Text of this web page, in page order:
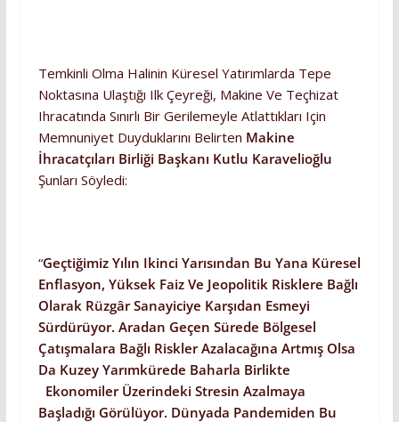
Temkinli Olma Halinin Küresel Yatırımlarda Tepe
Noktasına Ulaştığı Ilk Çeyreği, Makine Ve Teçhizat
Ihracatında Sınırlı Bir Gerilemeyle Atlattıkları Için
Memnuniyet Duyduklarını Belirten Makine
İhracatçıları Birliği Başkanı Kutlu Karavelioğlu
Şunları Söyledi:
“Geçtiğimiz Yılın Ikinci Yarısından Bu Yana Küresel
Enflasyon, Yüksek Faiz Ve Jeopolitik Risklere Bağlı
Olarak Rüzgâr Sanayiciye Karşıdan Esmeyi
Sürdürüyor. Aradan Geçen Sürede Bölgesel
Çatışmalara Bağlı Riskler Azalacağına Artmış Olsa
Da Kuzey Yarımkürede Baharla Birlikte
Ekonomiler Üzerindeki Stresin Azalmaya
Başladığı Görülüyor. Dünyada Pandemiden Bu